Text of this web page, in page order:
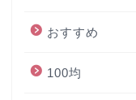
おすすめ
100均